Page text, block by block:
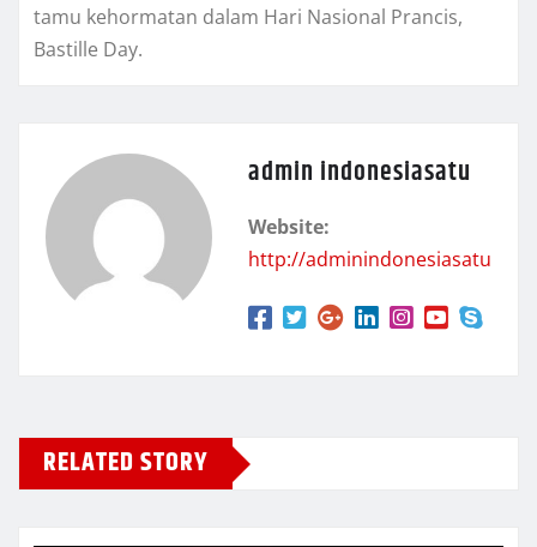
tamu kehormatan dalam Hari Nasional Prancis,
Bastille Day.
admin indonesiasatu
Website:
http://adminindonesiasatu
RELATED STORY